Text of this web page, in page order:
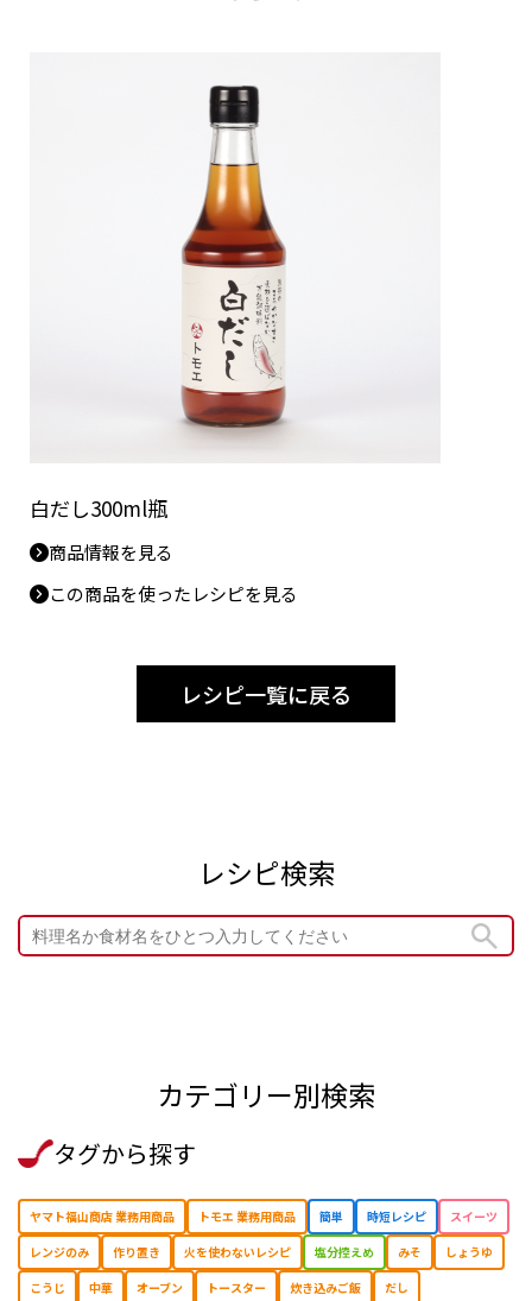
白だし300ml瓶
商品情報を見る
この商品を使ったレシピを見る
レシピ一覧に戻る
レシピ検索
カテゴリー別検索
タグから探す
ヤマト福山商店 業務用商品 トモエ 業務用商品 簡単 時短レシピ
スイーツ
レンジのみ
作り置き ⽕を使わないレシピ 塩分控えめ みそ
しょうゆ
こうじ
中華 オーブン トースター 炊き込みご飯 だし